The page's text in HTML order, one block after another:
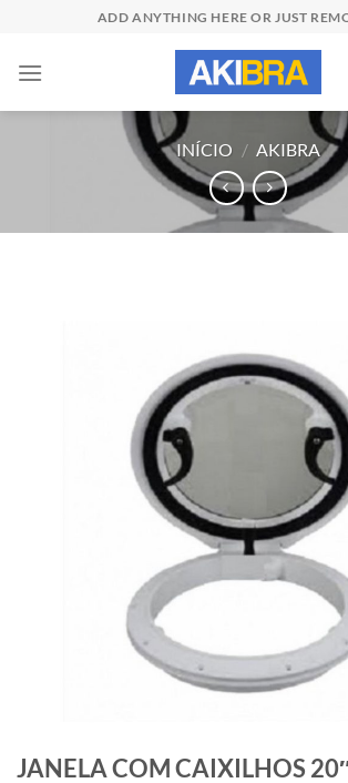
content
ADD ANYTHING HERE OR JUST
INÍCIO / AKIBRA
JANELA COM CAIXILHOS